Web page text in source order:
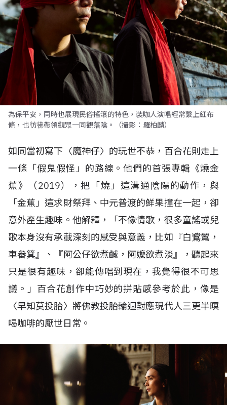
為保平安，同時也展現民俗搖滾的特色，裝咖人演唱經常繫上紅布
條，也彷彿帶領觀眾一同觀落陰。（攝影：羅柏麟）
如同當初寫下〈魔神仔〉的玩世不恭，百合花則走上
一條「假鬼假怪」的路線。他們的首張專輯《燒金
蕉》（2019），把「燒」這溝通陰陽的動作，與
「金蕉」這求財祭拜、中元普渡的鮮果撞在一起，卻
意外產生趣味。他解釋，「不像情歌，很多童謠或兒
歌本身沒有承載深刻的感受與意義，比如『白鷺鷥，
車畚箕』、『阿公仔欲煮鹹，阿嬤欲煮淡』，聽起來
只是很有趣味，卻能傳唱到現在，我覺得很不可思
議。」百合花創作中巧妙的拼貼感參考於此，像是
〈早知莫投胎〉將佛教投胎輪迴對應現代人三更半暝
喝咖啡的厭世日常。